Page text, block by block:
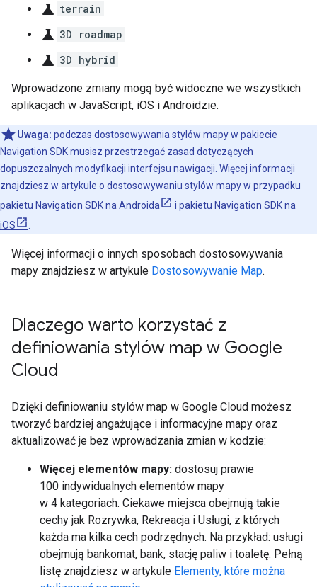
science terrain
science 3D roadmap
science 3D hybrid
Wprowadzone zmiany mogą być widoczne we wszystkich
aplikacjach w JavaScript, iOS i Androidzie.
Uwaga: podczas dostosowywania stylów mapy w pakiecie
Navigation SDK musisz przestrzegać zasad dotyczących
dopuszczalnych modyfikacji interfejsu nawigacji. Więcej informacji
znajdziesz w artykule o dostosowywaniu stylów mapy w przypadku
pakietu Navigation SDK na Androida
i pakietu Navigation SDK na
iOS
Więcej informacji o innych sposobach dostosowywania
mapy znajdziesz w artykule Dostosowywanie Map.
Dlaczego warto korzystać z
definiowania stylów map w Google
Cloud
Dzięki definiowaniu stylów map w Google Cloud możesz
tworzyć bardziej angażujące i informacyjne mapy oraz
aktualizować je bez wprowadzania zmian w kodzie:
Więcej elementów mapy: dostosuj prawie
100 indywidualnych elementów mapy
w 4 kategoriach. Ciekawe miejsca obejmują takie
cechy jak Rozrywka, Rekreacja i Usługi, z których
każda ma kilka cech podrzędnych. Na przykład: usługi
obejmują bankomat, bank, stację paliw i toaletę. Pełną
listę znajdziesz w artykule Elementy, które można